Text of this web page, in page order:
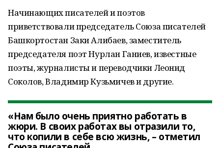
Начинающих писателей и поэтов
приветствовали председатель Союза писателей
Башкортостан Заки Алибаев, заместитель
председателя поэт Нурлан Ганиев, известные
поэты, журналисты и переводчики Леонид
Соколов, Владимир Кузьмичев и другие.
«Нам было очень приятно работать в
жюри. В своих работах вы отразили то,
что копили в себе всю жизнь, – отметил